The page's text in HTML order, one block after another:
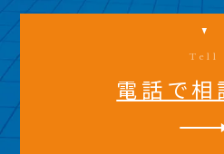
Tell
電話で相